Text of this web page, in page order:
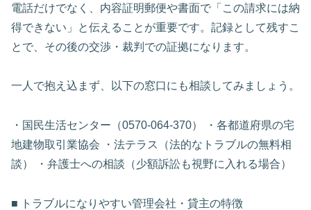
電話だけでなく、内容証明郵便や書面で「この請求には納
得できない」と伝えることが重要です。記録として残すこ
とで、その後の交渉・裁判での証拠になります。
一人で抱え込まず、以下の窓口にも相談してみましょう。
・国民生活センター（0570-064-370） ・各都道府県の宅
地建物取引業協会 ・法テラス（法的なトラブルの無料相
談） ・弁護士への相談（少額訴訟も視野に入れる場合）
■ トラブルになりやすい管理会社・貸主の特徴